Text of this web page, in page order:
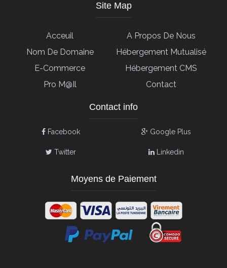
Site Map
Acceuil
A Propos De Nous
Nom De Domaine
Hébergement Mutualisé
E-Commerce
Hébergement CMS
Pro M@il
Contact
Contact info
Facebook Google Plus
Twitter Linkedin
Moyens de Paiement